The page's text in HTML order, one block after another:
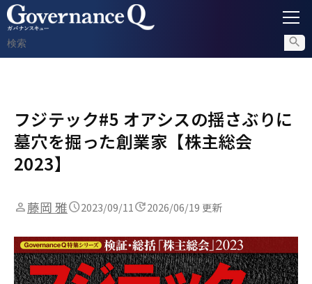
内部通報
不正対策
セミナー情報
フジテック#5 オアシスの揺さぶりに
墓穴を掘った創業家【株主総会
2023】
藤岡 雅 2023/09/11 2026/06/19 更新